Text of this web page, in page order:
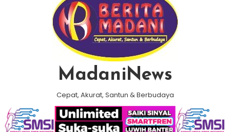
MadaniNews
Cepat, Akurat, Santun & Berbudaya